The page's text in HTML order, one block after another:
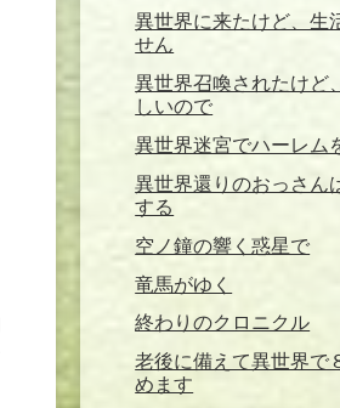
異世界に来たけど、生
せん
異世界召喚されたけど
しいので
異世界迷宮でハーレム
異世界還りのおっさん
する
空ノ鐘の響く惑星で
竜馬がゆく
終わりのクロニクル
老後に備えて異世界で
めます